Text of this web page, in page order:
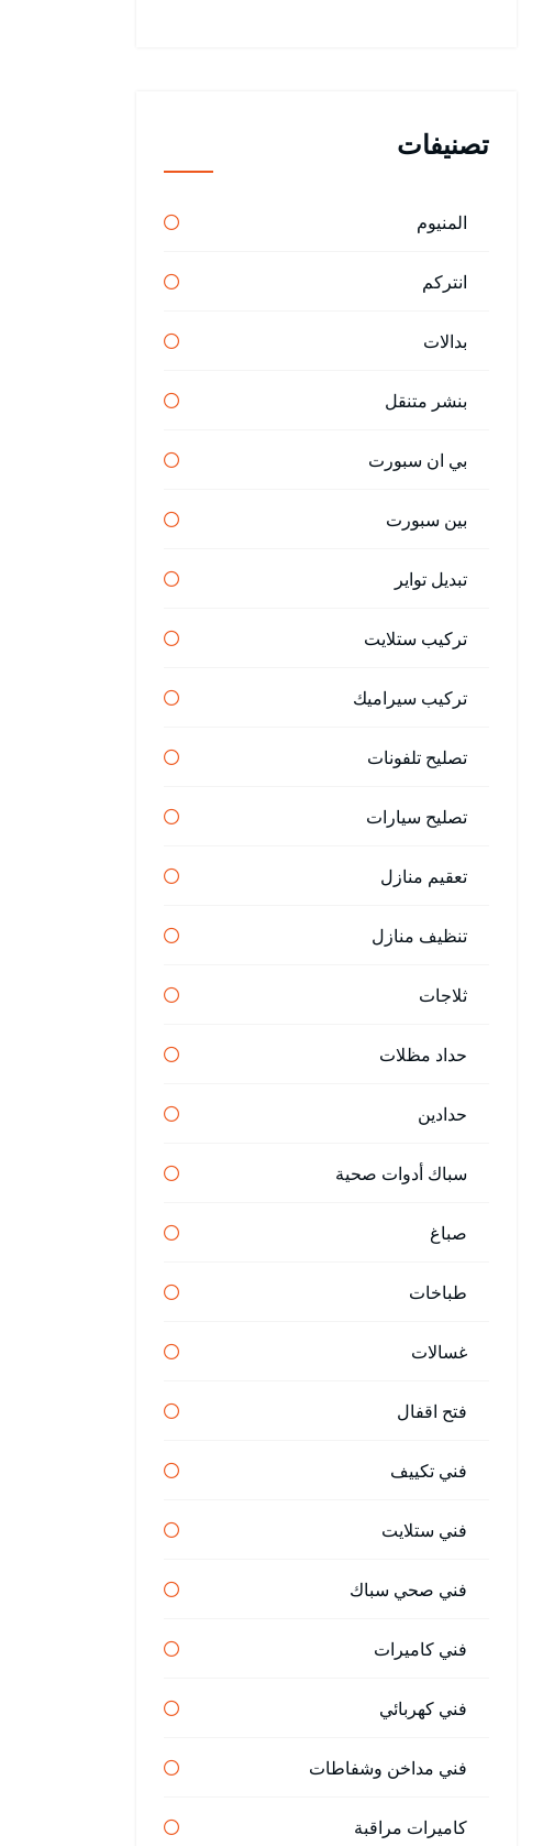
تصنيفات
المنيوم
انتركم
بدالات
بنشر متنقل
بي ان سبورت
بين سبورت
تبديل تواير
تركيب ستلايت
تركيب سيراميك
تصليح تلفونات
تصليح سيارات
تعقيم منازل
تنظيف منازل
ثلاجات
حداد مظلات
حدادين
سباك أدوات صحية
صباغ
طباخات
غسالات
فتح اقفال
فني تكييف
فني ستلايت
فني صحي سباك
فني كاميرات
فني كهربائي
فني مداخن وشفاطات
كاميرات مراقبة